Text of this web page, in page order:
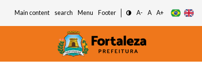
Main content search Menu Footer A- A A+